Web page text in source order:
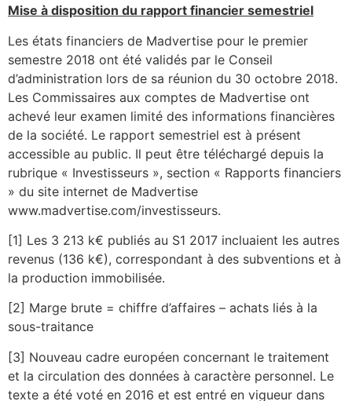
Mise à disposition du rapport financier semestriel
Les états financiers de Madvertise pour le premier
semestre 2018 ont été validés par le Conseil
d’administration lors de sa réunion du 30 octobre 2018.
Les Commissaires aux comptes de Madvertise ont
achevé leur examen limité des informations financières
de la société. Le rapport semestriel est à présent
accessible au public. Il peut être téléchargé depuis la
rubrique « Investisseurs », section « Rapports financiers
» du site internet de Madvertise
www.madvertise.com/investisseurs.
[1] Les 3 213 k€ publiés au S1 2017 incluaient les autres
revenus (136 k€), correspondant à des subventions et à
la production immobilisée.
[2] Marge brute = chiffre d’affaires – achats liés à la
sous-traitance
[3] Nouveau cadre européen concernant le traitement
et la circulation des données à caractère personnel. Le
texte a été voté en 2016 et est entré en vigueur dans